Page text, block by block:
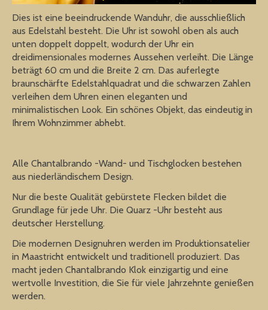
Dies ist eine beeindruckende Wanduhr, die ausschließlich
aus Edelstahl besteht. Die Uhr ist sowohl oben als auch
unten doppelt doppelt, wodurch der Uhr ein
dreidimensionales modernes Aussehen verleiht. Die Länge
beträgt 60 cm und die Breite 2 cm. Das auferlegte
braunschärfte Edelstahlquadrat und die schwarzen Zahlen
verleihen dem Uhren einen eleganten und
minimalistischen Look. Ein schönes Objekt, das eindeutig in
Ihrem Wohnzimmer abhebt.
Alle Chantalbrando -Wand- und Tischglocken bestehen
aus niederländischem Design.
Nur die beste Qualität gebürstete Flecken bildet die
Grundlage für jede Uhr. Die Quarz -Uhr besteht aus
deutscher Herstellung.
Die modernen Designuhren werden im Produktionsatelier
in Maastricht entwickelt und traditionell produziert. Das
macht jeden Chantalbrando Klok einzigartig und eine
wertvolle Investition, die Sie für viele Jahrzehnte genießen
werden.